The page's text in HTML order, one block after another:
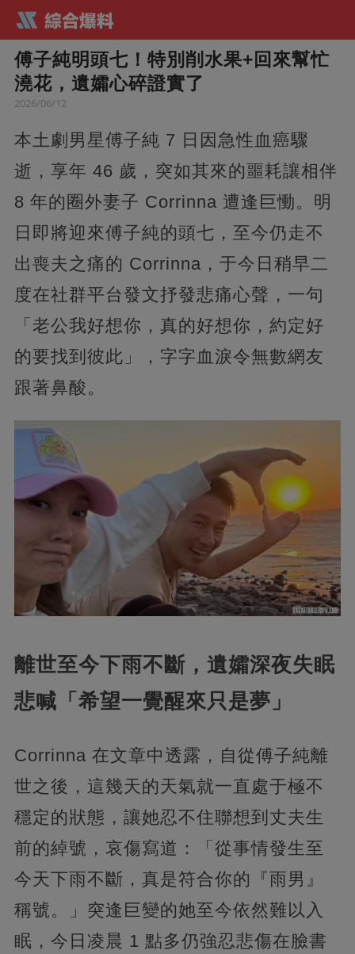
傅子純明頭七！特別削水果+回來幫忙
澆花，遺孀心碎證實了
2026/06/12
本土劇男星傅子純 7 日因急性血癌驟
逝，享年 46 歲，突如其來的噩耗讓相伴
8 年的圈外妻子 Corrinna 遭逢巨慟。明
日即將迎來傅子純的頭七，至今仍走不
出喪夫之痛的 Corrinna，于今日稍早二
度在社群平台發文抒發悲痛心聲，一句
「老公我好想你，真的好想你，約定好
的要找到彼此」，字字血淚令無數網友
跟著鼻酸。
離世至今下雨不斷，遺孀深夜失眠
悲喊「希望一覺醒來只是夢」
Corrinna 在文章中透露，自從傅子純離
世之後，這幾天的天氣就一直處于極不
穩定的狀態，讓她忍不住聯想到丈夫生
前的綽號，哀傷寫道：「從事情發生至
今天下雨不斷，真是符合你的『雨男』
稱號。」突逢巨變的她至今依然難以入
眠，今日凌晨 1 點多仍強忍悲傷在臉書